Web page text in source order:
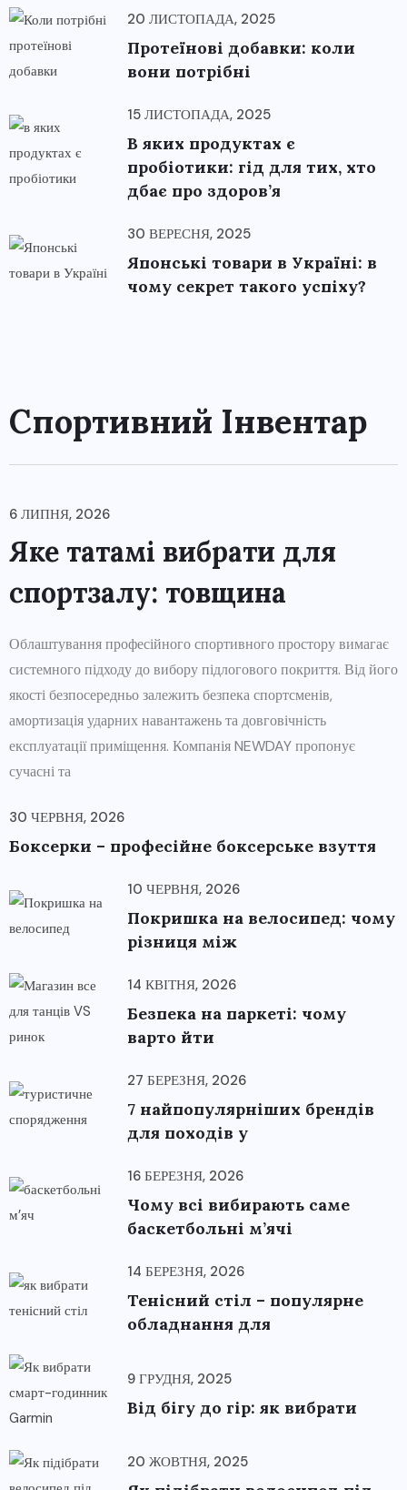
20 ЛИСТОПАДА, 2025
Протеїнові добавки: коли
вони потрібні
15 ЛИСТОПАДА, 2025
В яких продуктах є
пробіотики: гід для тих, хто
дбає про здоров’я
30 ВЕРЕСНЯ, 2025
Японські товари в Україні: в
чому секрет такого успіху?
Спортивний Інвентар
6 ЛИПНЯ, 2026
Яке татамі вибрати для
спортзалу: товщина
Облаштування професійного спортивного простору вимагає
системного підходу до вибору підлогового покриття. Від його
якості безпосередньо залежить безпека спортсменів,
амортизація ударних навантажень та довговічність
експлуатації приміщення. Компанія NEWDAY пропонує
сучасні та
30 ЧЕРВНЯ, 2026
Боксерки – професійне боксерське взуття
10 ЧЕРВНЯ, 2026
Покришка на велосипед: чому
різниця між
14 КВІТНЯ, 2026
Безпека на паркеті: чому
варто йти
27 БЕРЕЗНЯ, 2026
7 найпопулярніших брендів
для походів у
16 БЕРЕЗНЯ, 2026
Чому всі вибирають саме
баскетбольні м’ячі
14 БЕРЕЗНЯ, 2026
Тенісний стіл – популярне
обладнання для
9 ГРУДНЯ, 2025
Від бігу до гір: як вибрати
20 ЖОВТНЯ, 2025